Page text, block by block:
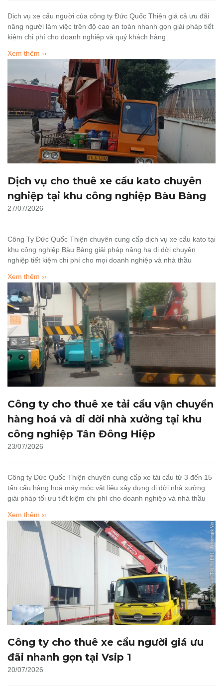
Dịch vụ xe cẩu người của công ty Đức Quốc Thiện giá cả ưu đãi
nâng người làm việc trên độ cao an toàn nhanh gọn giải pháp tiết
kiệm chi phí cho doanh nghiệp và quý khách hàng
Xem thêm ››
Dịch vụ cho thuê xe cẩu kato chuyên
nghiệp tại khu công nghiệp Bàu Bàng
27/07/2026
Công Ty Đức Quốc Thiện chuyên cung cấp dịch vụ xe cẩu kato tại
khu công nghiệp Bàu Bàng giải pháp nâng hạ di dời chuyên
nghiệp tiết kiệm chi phí cho mọi doanh nghiệp và nhà thầu
Xem thêm ››
Công ty cho thuê xe tải cẩu vận chuyển
hàng hoá và di dời nhà xưởng tại khu
công nghiệp Tân Đông Hiệp
23/07/2026
Công ty Đức Quốc Thiện chuyên cung cấp xe tải cẩu từ 3 đến 15
tấn cẩu hàng hoá máy móc vật liệu xây dưng di dời nhà xưởng
giải pháp tối ưu tiết kiệm chi phí cho doanh nghiệp và nhà thầu
Xem thêm ››
Công ty cho thuê xe cẩu người giá ưu
đãi nhanh gọn tại Vsip 1
20/07/2026